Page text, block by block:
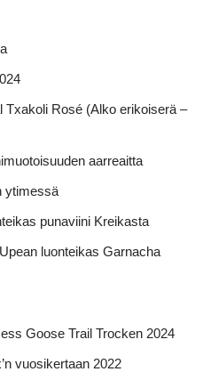
Txakoli Rosé (Alko erikoiserä –
aarreaitta
ytimessä
punaviini Kreikasta
luonteikas Garnacha
Goose Trail Trocken 2024
vuosikertaan 2022